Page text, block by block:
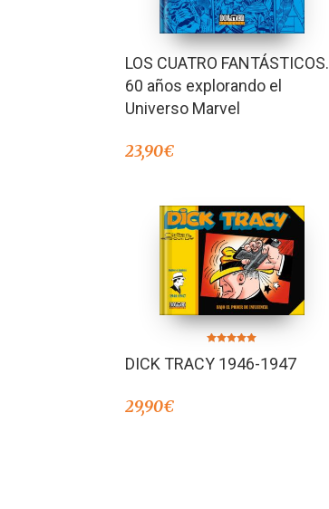
LOS CUATRO FANTÁSTICOS.
60 años explorando el
Universo Marvel
23,90€
5.00
de 5
DICK TRACY 1946-1947
29,90€